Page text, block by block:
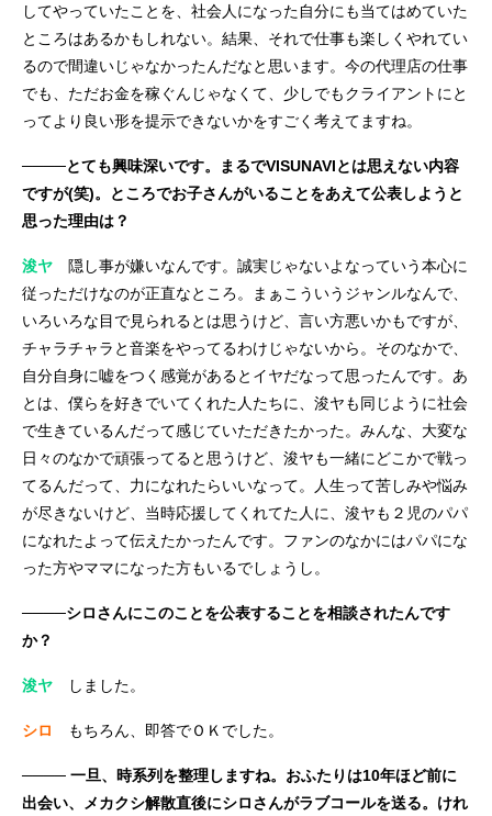
してやっていたことを、社会人になった自分にも当てはめていた
ところはあるかもしれない。結果、それで仕事も楽しくやれてい
るので間違いじゃなかったんだなと思います。今の代理店の仕事
でも、ただお金を稼ぐんじゃなくて、少しでもクライアントにと
ってより良い形を提示できないかをすごく考えてますね。
────とても興味深いです。まるでVISUNAVIとは思えない内容
ですが(笑)。ところでお子さんがいることをあえて公表しようと
思った理由は？
浚ヤ 隠し事が嫌いなんです。誠実じゃないよなっていう本心に
従っただけなのが正直なところ。まぁこういうジャンルなんで、
いろいろな目で見られるとは思うけど、言い方悪いかもですが、
チャラチャラと音楽をやってるわけじゃないから。そのなかで、
自分自身に嘘をつく感覚があるとイヤだなって思ったんです。あ
とは、僕らを好きでいてくれた人たちに、浚ヤも同じように社会
で生きているんだって感じていただきたかった。みんな、大変な
日々のなかで頑張ってると思うけど、浚ヤも一緒にどこかで戦っ
てるんだって、力になれたらいいなって。人生って苦しみや悩み
が尽きないけど、当時応援してくれてた人に、浚ヤも２児のパパ
になれたよって伝えたかったんです。ファンのなかにはパパにな
った方やママになった方もいるでしょうし。
────シロさんにこのことを公表することを相談されたんです
か？
浚ヤ しました。
シロ もちろん、即答でＯＫでした。
──── 一旦、時系列を整理しますね。おふたりは10年ほど前に
出会い、メカクシ解散直後にシロさんがラブコールを送る。けれ